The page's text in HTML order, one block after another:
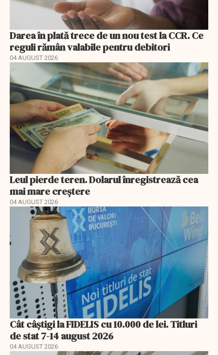
Darea în plată trece de un nou test la CCR. Ce
reguli rămân valabile pentru debitori
04 AUGUST 2026
Leul pierde teren. Dolarul înregistrează cea
mai mare creștere
04 AUGUST 2026
Cât câștigi la FIDELIS cu 10.000 de lei. Titluri
de stat 7-14 august 2026
04 AUGUST 2026